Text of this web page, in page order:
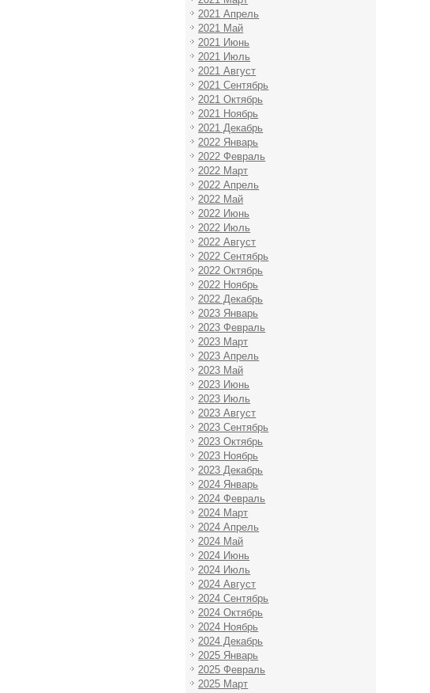
2021 Апрель
2021 Май
2021 Июнь
2021 Июль
2021 Август
2021 Сентябрь
2021 Октябрь
2021 Ноябрь
2021 Декабрь
2022 Январь
2022 Февраль
2022 Март
2022 Апрель
2022 Май
2022 Июнь
2022 Июль
2022 Август
2022 Сентябрь
2022 Октябрь
2022 Ноябрь
2022 Декабрь
2023 Январь
2023 Февраль
2023 Март
2023 Апрель
2023 Май
2023 Июнь
2023 Июль
2023 Август
2023 Сентябрь
2023 Октябрь
2023 Ноябрь
2023 Декабрь
2024 Январь
2024 Февраль
2024 Март
2024 Апрель
2024 Май
2024 Июнь
2024 Июль
2024 Август
2024 Сентябрь
2024 Октябрь
2024 Ноябрь
2024 Декабрь
2025 Январь
2025 Февраль
2025 Март